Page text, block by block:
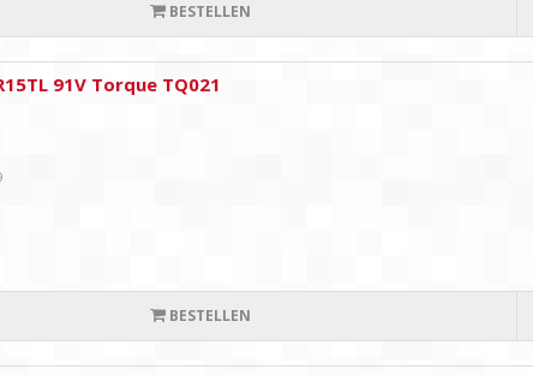
BESTELLEN
91V Torque TQ021
BESTELLEN